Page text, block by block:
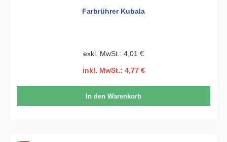
Farbrührer Kubala
exkl. MwSt.: 4,01 €
inkl. MwSt.: 4,77 €
In den Warenkorb